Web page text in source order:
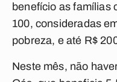
benefício as famílias
100, consideradas
pobreza, e até R$
Neste mês, não